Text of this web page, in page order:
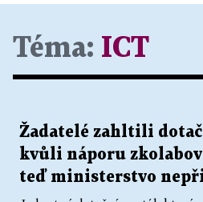
Téma: ICT
Žadatelé zahltili
kvůli náporu
teď ministerstvo